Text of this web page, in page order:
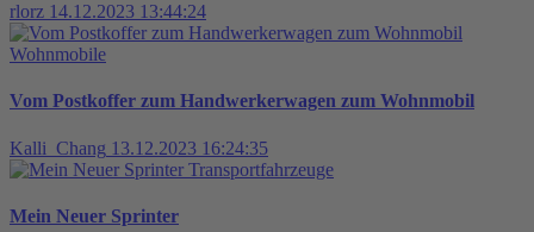
rlorz 14.12.2023 13:44:24
Wohnmobile
Vom Postkoffer zum Handwerkerwagen zum Wohnmobil
Kalli_Chang 13.12.2023 16:24:35
Transportfahrzeuge
Mein Neuer Sprinter